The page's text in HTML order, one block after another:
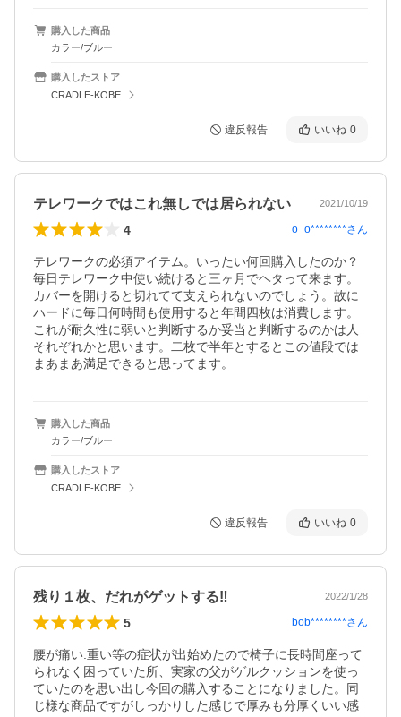
購入した商品
カラー/ブルー
購入したストア
CRADLE-KOBE
違反報告 いいね 0
テレワークではこれ無しでは居られない 2021/10/19
4 o_o********さん
テレワークの必須アイテム。いったい何回購入したのか？
毎日テレワーク中使い続けると三ヶ月でヘタって来ます。
カバーを開けると切れてて支えられないのでしょう。故に
ハードに毎日何時間も使用すると年間四枚は消費します。
これが耐久性に弱いと判断するか妥当と判断するのかは人
それぞれかと思います。二枚で半年とするとこの値段では
まあまあ満足できると思ってます。
購入した商品
カラー/ブルー
購入したストア
CRADLE-KOBE
違反報告 いいね 0
残り１枚、だれがゲットする‼️ 2022/1/28
5 bob********さん
腰が痛い.重い等の症状が出始めたので椅子に長時間座って
られなく困っていた所、実家の父がゲルクッションを使っ
ていたのを思い出し今回の購入することになりました。同
じ様な商品ですがしっかりした感じで厚みも分厚くいい感